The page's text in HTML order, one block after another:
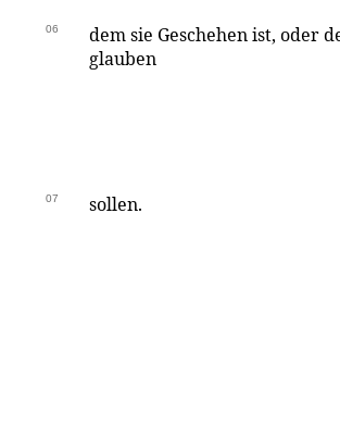
06
dem sie Geschehen ist, oder
glauben
07 sollen.